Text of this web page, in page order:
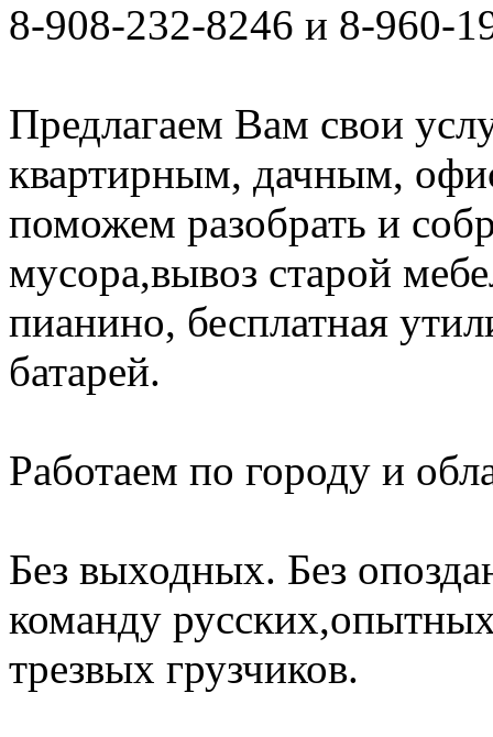
8-908-232-8246 и 8-960-
Предлагаем Вам свои
квартирным, дачным,
поможем разобрать и
мусора,вывоз старой
пианино, бесплатная
батарей.
Работаем по городу и
Без выходных. Без
команду
трезвых грузчиков.